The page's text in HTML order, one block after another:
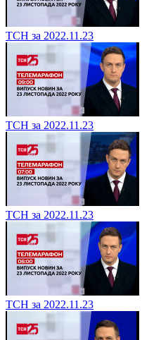
ТСН за 2022.11.23
ТСН за 2022.11.23
ТСН за 2022.11.23
ТСН за 2022.11.23